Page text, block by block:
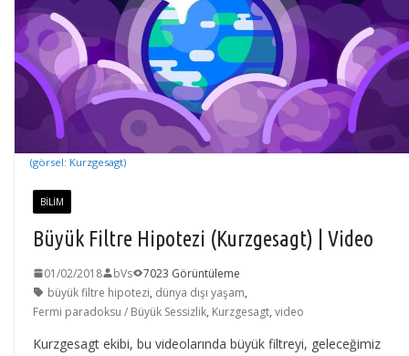
(görsel: Kurzgesagt)
BILIM
Büyük Filtre Hipotezi (Kurzgesagt) | Video
01/02/2018 bVs
7023 Görüntüleme
büyük filtre hipotezi, dünya dışı yaşam,
Fermi paradoksu / Büyük Sessizlik, Kurzgesagt, video
Kurzgesagt ekibi, bu videolarında büyük filtreyi, geleceğimiz